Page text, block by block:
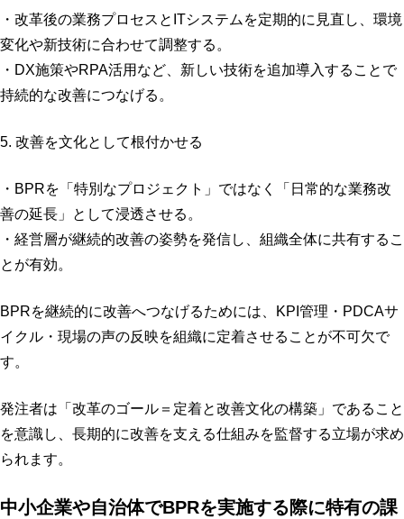
・改革後の業務プロセスとITシステムを定期的に見直し、環境
変化や新技術に合わせて調整する。
・DX施策やRPA活用など、新しい技術を追加導入することで
持続的な改善につなげる。
5. 改善を文化として根付かせる
・BPRを「特別なプロジェクト」ではなく「日常的な業務改
善の延長」として浸透させる。
・経営層が継続的改善の姿勢を発信し、組織全体に共有するこ
とが有効。
BPRを継続的に改善へつなげるためには、KPI管理・PDCAサ
イクル・現場の声の反映を組織に定着させることが不可欠で
す。
発注者は「改革のゴール＝定着と改善文化の構築」であること
を意識し、長期的に改善を支える仕組みを監督する立場が求め
られます。
中小企業や自治体でBPRを実施する際に特有の課